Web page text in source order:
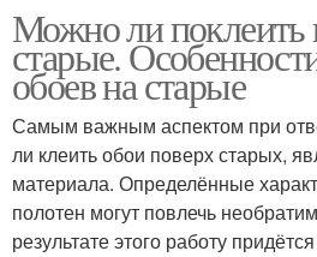
Можно ли поклеить
старые.
обоев на старые
Самым важным аспектом при
ли клеить обои поверх старых,
материала. Определённые
полотен могут повлечь
результате этого работу